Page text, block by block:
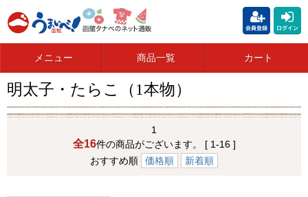
メニュー 商品一覧 カート
明太子・たらこ（1本物）
全16件の商品がございます。 [ 1-16 ]
1
おすすめ順 価格順 新着順